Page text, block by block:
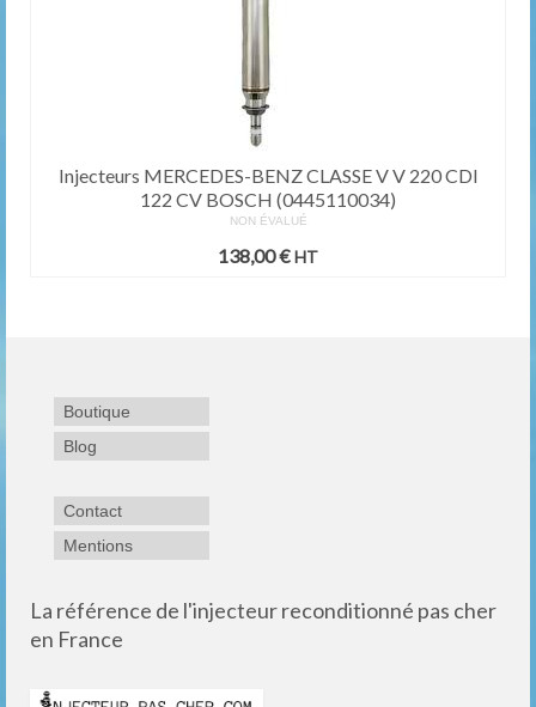
Injecteurs MERCEDES-BENZ CLASSE V V 220 CDI
122 CV BOSCH (0445110034)
NON ÉVALUÉ
138,00€ HT
Boutique
Blog
Contact
Mentions
La référence de l'injecteur reconditionné pas cher
en France